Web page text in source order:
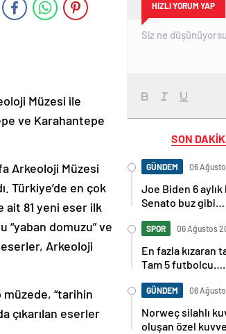
Müzesi ile
ve Karahantepe
Arkeoloji Müzesi
Türkiye’de en çok
ait 81 yeni eser ilk
“yaban domuzu” ve
eserler, Arkeoloji
müzede, “tarihin
çıkarılan eserler
HIZLI YORUM YAP
SON
GÜNDEM 06
Joe Biden 6
Senato buz gibi…
SPOR 06 Ağustos
En fazla kızaran
Tam 5 futbolcu….
GÜNDEM 06
Norweç silahlı
oluşan özel